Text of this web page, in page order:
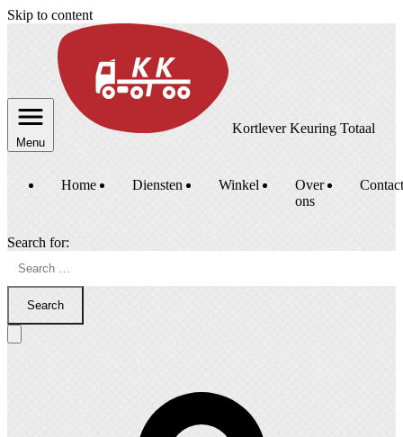
Skip to content
Menu
Kortlever Keuring Totaal
Home Diensten Winkel
Over
ons
Contact
Search for:
Search